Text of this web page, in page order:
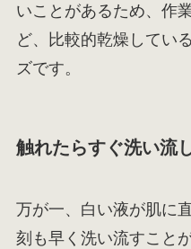
いことがあるため、作
ど、比較的乾燥してい
ズです。
触れたらすぐ洗い流
万が一、白い液が肌に
刻も早く洗い流すこと